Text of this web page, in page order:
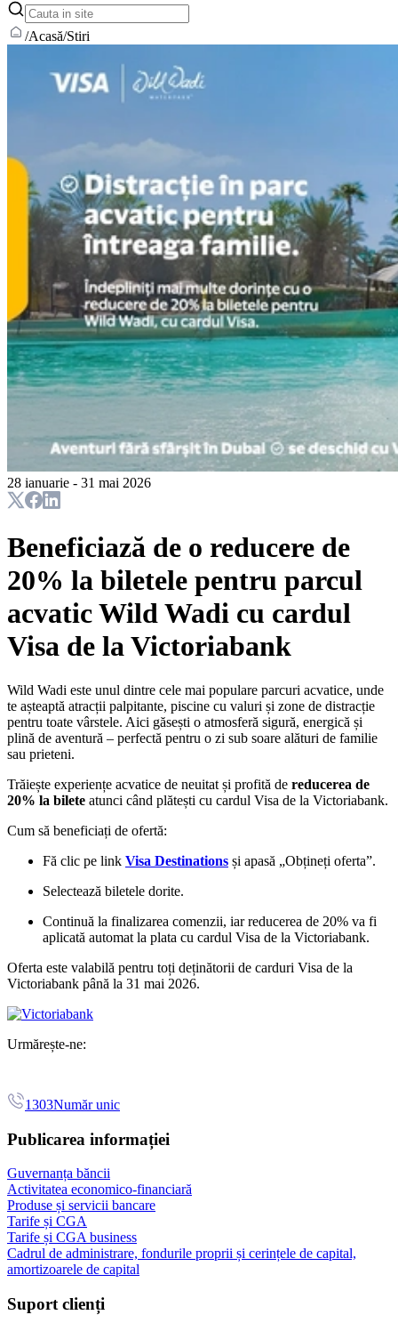
/Acasă/Stiri
28 ianuarie - 31 mai 2026
Beneficiază de o reducere de
20% la biletele pentru parcul
acvatic Wild Wadi cu cardul
Visa de la Victoriabank
Wild Wadi este unul dintre cele mai populare parcuri acvatice, unde
te așteaptă atracții palpitante, piscine cu valuri și zone de distracție
pentru toate vârstele. Aici găsești o atmosferă sigură, energică și
plină de aventură – perfectă pentru o zi sub soare alături de familie
sau prieteni.
Trăiește experiențe acvatice de neuitat și profită de reducerea de
20% la bilete atunci când plătești cu cardul Visa de la Victoriabank.
Cum să beneficiați de ofertă:
Fă clic pe link Visa Destinations și apasă „Obțineți oferta”.
Selectează biletele dorite.
Continuă la finalizarea comenzii, iar reducerea de 20% va fi
aplicată automat la plata cu cardul Visa de la Victoriabank.
Oferta este valabilă pentru toți deținătorii de carduri Visa de la
Victoriabank până la 31 mai 2026.
Urmărește-ne:
1303Număr unic
Publicarea informației
Guvernanța băncii
Activitatea economico-financiară
Produse și servicii bancare
Tarife și CGA
Tarife și CGA business
Cadrul de administrare, fondurile proprii și cerințele de capital,
amortizoarele de capital
Suport clienți